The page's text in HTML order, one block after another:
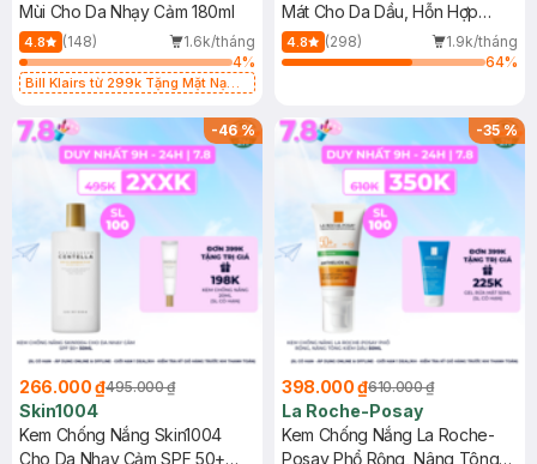
Mùi Cho Da Nhạy Cảm 180ml
4.8 (148)
1.6k/tháng
4%
Bill Klairs từ 299k Tặng Mặt Nạ
25ml (SL Có Hạn)
Mát Cho Da Dầu, Hỗn Hợp
400ml
4.8 (298)
1.9k/tháng
64%
-46%
266.000 ₫495.000 ₫
Skin1004
Kem Chống Nắng Skin1004
Cho Da Nhạy Cảm SPF 50+
-35%
398.000 ₫610.000 ₫
La Roche-Posay
Kem Chống Nắng La Roche-
Posay Phổ Rộng, Nâng Tông